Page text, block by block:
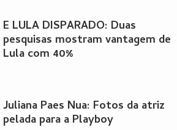
É LULA DISPARADO: Duas
pesquisas mostram vantagem de
Lula com 40%
Juliana Paes Nua: Fotos da atriz
pelada para a Playboy